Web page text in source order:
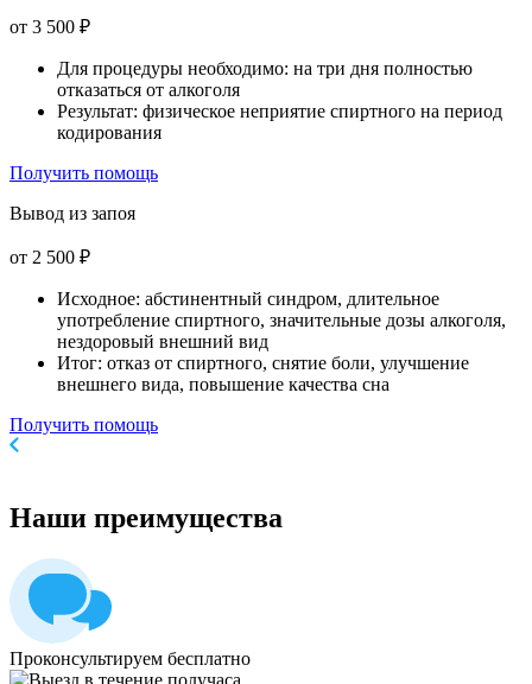
от 3 500 ₽
Для процедуры необходимо: на три дня полностью
отказаться от алкоголя
Результат: физическое неприятие спиртного на период
кодирования
Получить помощь
Вывод из запоя
от 2 500 ₽
Исходное: абстинентный синдром, длительное
употребление спиртного, значительные дозы алкоголя,
нездоровый внешний вид
Итог: отказ от спиртного, снятие боли, улучшение
внешнего вида, повышение качества сна
Получить помощь
Наши преимущества
Проконсультируем бесплатно